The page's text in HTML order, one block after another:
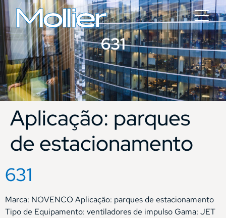
631
Aplicação: parques
de estacionamento
631
Marca: NOVENCO Aplicação: parques de estacionamento
Tipo de Equipamento: ventiladores de impulso Gama: JET